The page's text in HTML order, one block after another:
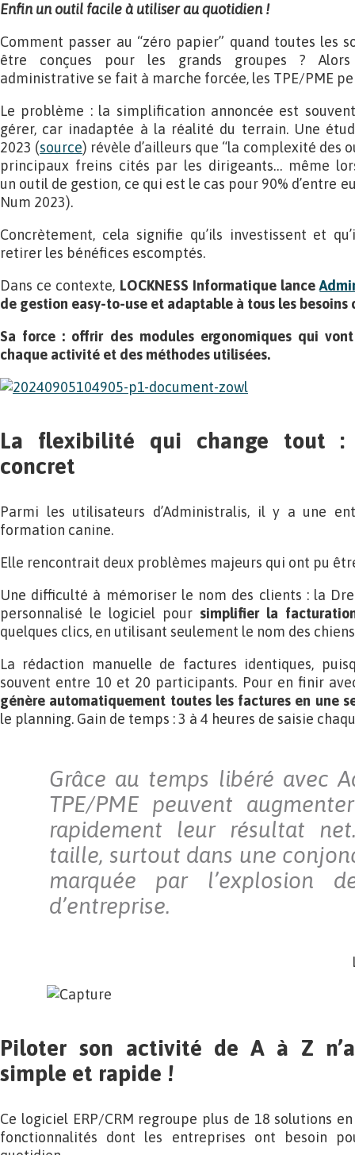
Enfin un outil facile à utiliser au quotidien !
Comment passer au “zéro papier” quand toutes les
être conçues pour les grands groupes ?
administrative se fait à marche forcée, les TPE/PME
Le problème : la simplification annoncée est
gérer, car inadaptée à la réalité du terrain. Une
2023 (source) révèle d’ailleurs que “la complexité des
principaux freins cités par les dirigeants… même
un outil de gestion, ce qui est le cas pour 90% d’entre
Num 2023).
Concrètement, cela signifie qu’ils investissent et
retirer les bénéfices escomptés.
Dans ce contexte, LOCKNESS Informatique lance
de gestion easy-to-use et adaptable à tous les besoins
Sa force : offrir des modules ergonomiques qui
chaque activité et des méthodes utilisées.
La flexibilité qui change tout :
concret
Parmi les utilisateurs d’Administralis, il y a une
formation canine.
Elle rencontrait deux problèmes majeurs qui ont pu
Une difficulté à mémoriser le nom des clients : la
personnalisé le logiciel pour simplifier la
quelques clics, en utilisant seulement le nom des
La rédaction manuelle de factures identiques,
souvent entre 10 et 20 participants. Pour en finir
génère automatiquement toutes les factures en une
le planning. Gain de temps : 3 à 4 heures de saisie
Grâce au temps libéré avec
TPE/PME peuvent
rapidement leur résultat
taille, surtout dans une
marquée par l’explosion
d’entreprise.
Piloter son activité de A à Z
simple et rapide !
Ce logiciel ERP/CRM regroupe plus de 18 solutions
fonctionnalités dont les entreprises ont besoin